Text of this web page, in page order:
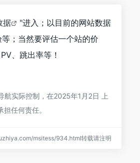
据
"进入；以目前的网站数据
；当然要评估一个站的价
、跳出率等！
航实际控制，在2025年1月2日 上
任何责任。
msitess/934.html转载请注明